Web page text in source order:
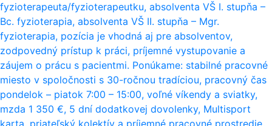
fyzioterapeuta/fyzioterapeutku, absolventa VŠ I. stupňa –
Bc. fyzioterapia, absolventa VŠ II. stupňa – Mgr.
fyzioterapia, pozícia je vhodná aj pre absolventov,
zodpovedný prístup k práci, príjemné vystupovanie a
záujem o prácu s pacientmi. Ponúkame: stabilné pracovné
miesto v spoločnosti s 30-ročnou tradíciou, pracovný čas
pondelok – piatok 7:00 – 15:00, voľné víkendy a sviatky,
mzda 1 350 €, 5 dní dodatkovej dovolenky, Multisport
karta, priateľský kolektív a príjemné pracovné prostredie,